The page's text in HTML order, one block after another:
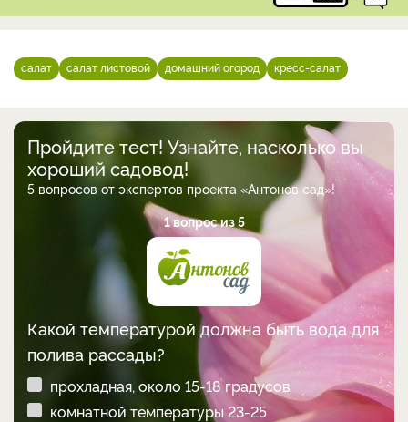
салат салат листовой домашний огород кресс-салат
Пройдите тест! Узнайте, насколько вы
хороший садовод!
5 вопросов от экспертов проекта «Антонов сад»!
1 вопрос из 5
Какой температурой должна быть вода для
полива рассады?
прохладная, около 15-18 градусов
комнатной температуры 23-25